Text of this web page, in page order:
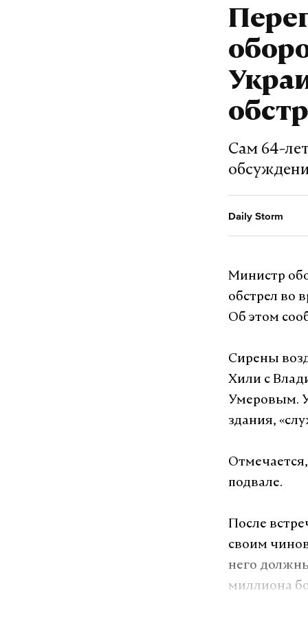
Сам 64-
Daily Storm
Министр
обстрел во
Об этом
Сирены
Хили с
Умеровым.
здания,
подвале.
После
своим
него
миллиона